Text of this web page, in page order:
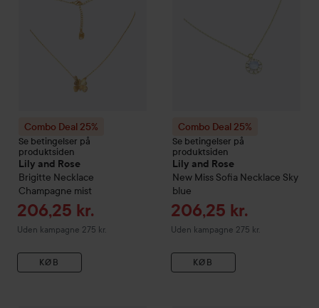
Combo Deal 25%
Se betingelser på
produktsiden
Lily and Rose
Brigitte Necklace
Champagne mist
Tilbudspris
206,25 kr.
Uden kampagne 275 kr.
KØB
Combo Deal 25%
Se betingelser på
produktsiden
Lily and Rose
New Miss Sofia Necklace Sky
blue
Tilbudspris
206,25 kr.
Uden kampagne 275 kr.
KØB